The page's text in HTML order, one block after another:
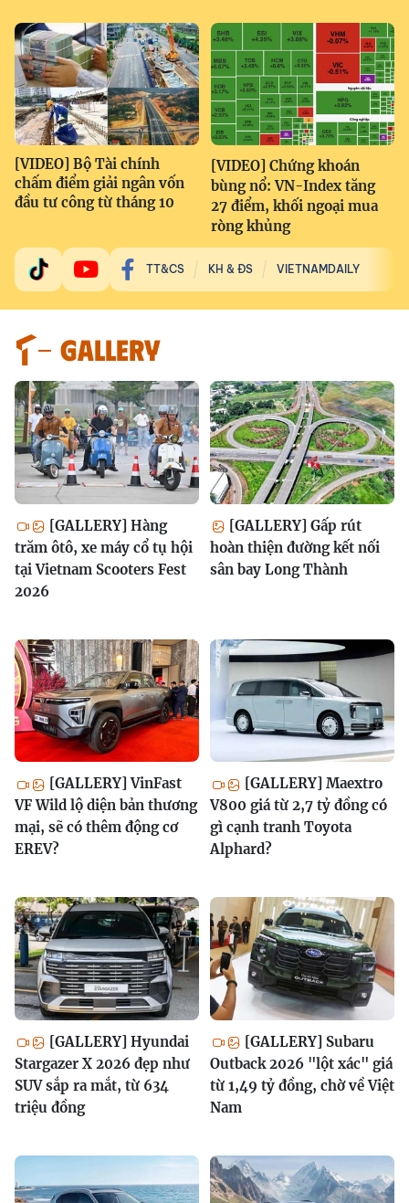
[VIDEO] Bộ Tài chính
chấm điểm giải ngân vốn
đầu tư công từ tháng 10
[VIDEO] Chứng khoán
bùng nổ: VN-Index tăng
27 điểm, khối ngoại mua
ròng khủng
TT&CS KH & ĐS VIETNAMDAILY
GALLERY
[GALLERY] Hàng
trăm ôtô, xe máy cổ tụ hội
tại Vietnam Scooters Fest
2026
[GALLERY] Gấp rút
hoàn thiện đường kết nối
sân bay Long Thành
[GALLERY] VinFast
VF Wild lộ diện bản thương
mại, sẽ có thêm động cơ
EREV?
[GALLERY] Maextro
V800 giá từ 2,7 tỷ đồng có
gì cạnh tranh Toyota
Alphard?
[GALLERY] Hyundai
Stargazer X 2026 đẹp như
SUV sắp ra mắt, từ 634
triệu đồng
[GALLERY] Subaru
Outback 2026 "lột xác" giá
từ 1,49 tỷ đồng, chờ về Việt
Nam